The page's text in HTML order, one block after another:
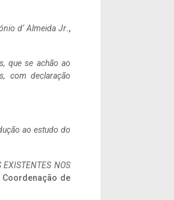
d’ Almeida Jr.,
que se achão ao
com declaração
ao estudo do
EXISTENTES NOS
de